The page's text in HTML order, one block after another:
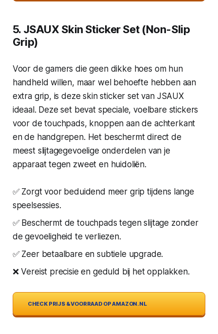
5. JSAUX Skin Sticker Set (Non-Slip
Grip)
Voor de gamers die geen dikke hoes om hun
handheld willen, maar wel behoefte hebben aan
extra grip, is deze skin sticker set van JSAUX
ideaal. Deze set bevat speciale, voelbare stickers
voor de touchpads, knoppen aan de achterkant
en de handgrepen. Het beschermt direct de
meest slijtagegevoelige onderdelen van je
apparaat tegen zweet en huidoliën.
✅ Zorgt voor beduidend meer grip tijdens lange
speelsessies.
✅ Beschermt de touchpads tegen slijtage zonder
de gevoeligheid te verliezen.
✅ Zeer betaalbare en subtiele upgrade.
❌ Vereist precisie en geduld bij het opplakken.
CHECK PRIJS & VOORRAAD OP AMAZON.NL